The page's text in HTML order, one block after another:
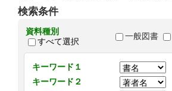
検索条件
資料種別
すべて選択
一般図書
キーワード１
キーワード２